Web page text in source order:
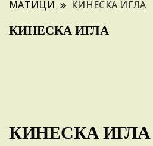
МАТИЦИ
КИНЕСКА ИГЛА
КИНЕСКА ИГЛА
КИНЕСКА ИГЛА